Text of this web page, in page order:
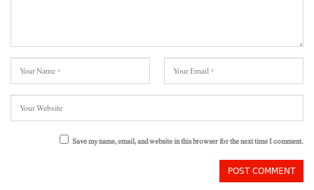
Save my name, email, and website in this browser for the next time I comment.